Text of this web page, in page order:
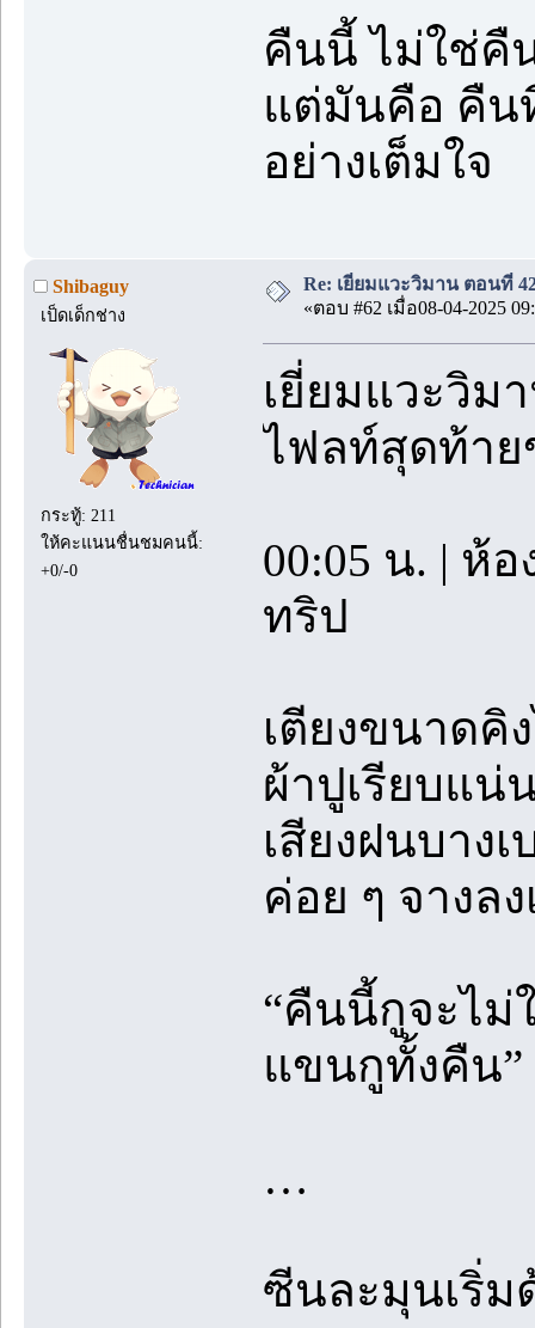
คืนนี้ ไม่ใช่คื
แต่มันคือ คืน
อย่างเต็มใจ
Shibaguy
เป็ดเด็กช่าง
กระทู้: 211
ให้คะแนนชื่นชมคนนี้:
+0/-0
Re: เยี่ยมแวะวิมาน ตอนที่
«ตอบ #62 เมื่อ08-04-2025
เยี่ยมแวะวิ
ไฟลท์สุดท้าย
00:05 น. | ห้
ทริป
เตียงขนาดคิ
ผ้าปูเรียบแน่
เสียงฝนบาง
ค่อย ๆ จางล
“คืนนี้กูจะไม่
แขนกูทั้งคืน”
…
ซีนละมุนเริ่